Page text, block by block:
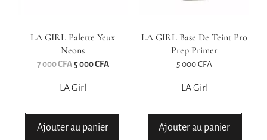
LA GIRL Palette Yeux
Neons
7 000CFA 5 000CFA
LA Girl
Ajouter au panier
LA GIRL Base De Teint Pro
Prep Primer
5 000 CFA
LA Girl
Ajouter au panier